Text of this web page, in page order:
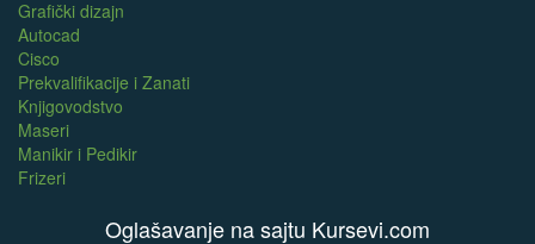
Grafički dizajn
Autocad
Cisco
Prekvalifikacije i Zanati
Knjigovodstvo
Maseri
Manikir i Pedikir
Frizeri
Oglašavanje na sajtu Kursevi.com